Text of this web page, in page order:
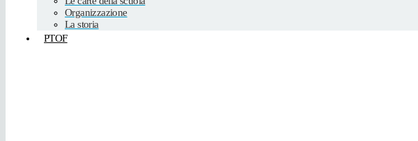
Organizzazione
La storia
PTOF